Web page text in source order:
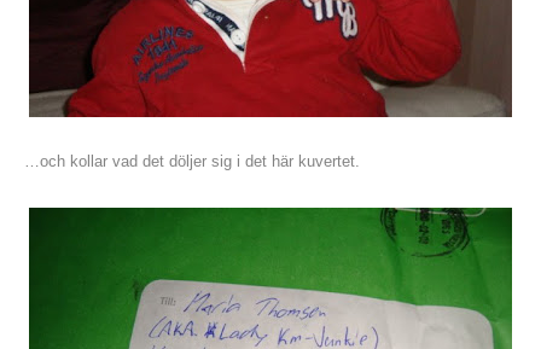
…och kollar vad det döljer sig i det här kuvertet.